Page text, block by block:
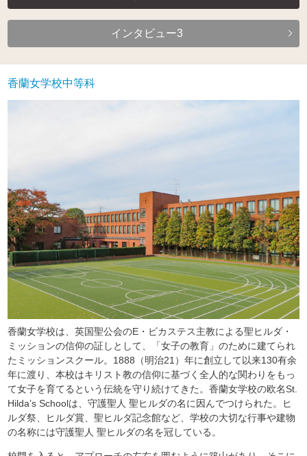
インタビュー3
香蘭女学校中等科
香蘭女学校は、英国聖公会のE・ビカステス主教による聖ヒルダ・
ミッションの信仰の証しとして、「女子の教育」のために建てられ
たミッションスクール。1888（明治21）年に創立して以来130有余
年に渡り、本校はキリスト教の信仰に基づく全人的な関わりをもっ
て女子を育てるという伝統を守り続けてきた。香蘭女学校の欧名St.
Hilda’s Schoolは、守護聖人 聖ヒルダの名に因んでつけられた。ヒ
ルダ祭、ヒルダ賞、聖ヒルダ記念館など、学校の大切な行事や建物
の名称には守護聖人 聖ヒルダの名を冠している。